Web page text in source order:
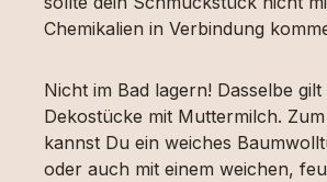
Chemikalien in Verbindung
Nicht im Bad lagern! Dasselbe
Dekostücke mit Muttermilch. Zum
kannst Du ein weiches
oder auch mit einem weichen,